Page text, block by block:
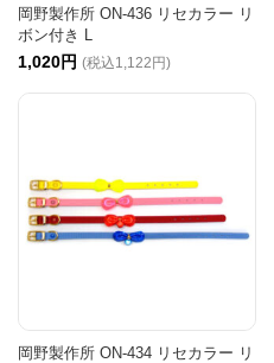
岡野製作所 ON-436 リセカラー リ
ボン付き L
1,020円 (税込1,122円)
岡野製作所 ON-434 リセカラー リ